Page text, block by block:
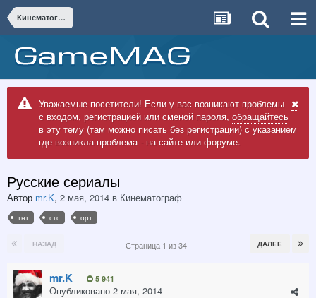
Кинематограф
Уважаемые посетители! Если у вас возникают проблемы
с входом, регистрацией или сменой пароля, обращайтесь
в эту тему (там можно писать без регистрации) с указанием
где возникла проблема - на сайте или форуме.
Русские сериалы
Автор mr.K, 2 мая, 2014 в Кинематограф
тнт стс орт
НАЗАД ДАЛЕЕ
Страница 1 из 34
mr.K 5 941
Опубликовано 2 мая, 2014